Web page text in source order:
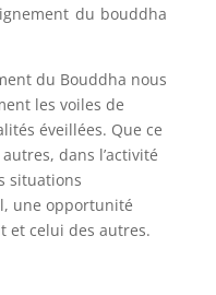
du bouddha
du Bouddha nous
les voiles de
éveillées. Que ce
dans l’activité
situations
une opportunité
et celui des autres.